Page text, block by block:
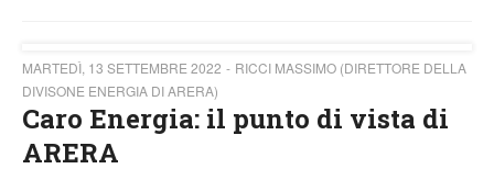
MARTEDÌ, 13 SETTEMBRE 2022
RICCI MASSIMO (DIRETTORE DELLA
DIVISONE ENERGIA DI ARERA)
Caro Energia: il punto di vista di
ARERA